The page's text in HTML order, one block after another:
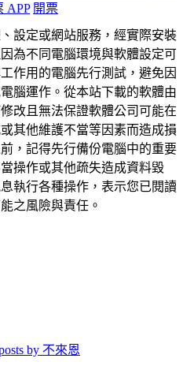
APP 開票
設定或網站服務，經實際安裝
為不同電腦環境與軟體設定可
作用的電腦先行測試，避免因
腦運作。從本站下載的軟體由
改且無法保證軟體公司可能在
其他維護不當等因素而造成損
，記得先行備份電腦中的重要
操作或其他疏失造成資料毀
執行各種操作，表示您已閱讀
之風險與責任。
by 不來恩